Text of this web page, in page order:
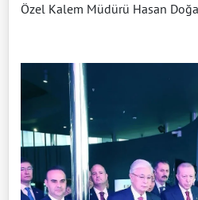
Özel Kalem Müdürü Hasan